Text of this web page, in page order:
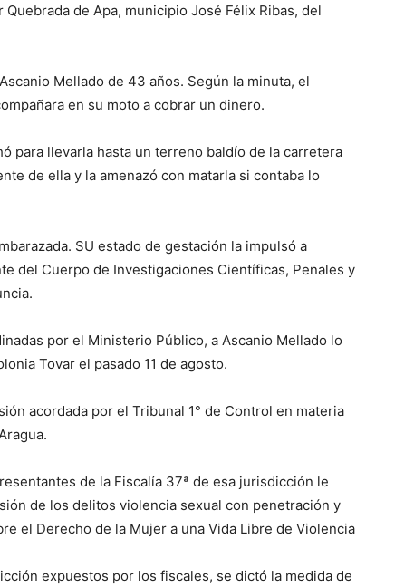
de Apa, municipio José Félix Ribas, del
Mellado de 43 años. Según la minuta, el
en su moto a cobrar un dinero.
para llevarla hasta un terreno baldío de la carretera
de ella y la amenazó con matarla si contaba lo
SU estado de gestación la impulsó a
del Cuerpo de Investigaciones Científicas, Penales y
por el Ministerio Público, a Ascanio Mellado lo
Tovar el pasado 11 de agosto.
acordada por el Tribunal 1° de Control en materia
de la Fiscalía 37ª de esa jurisdicción le
de los delitos violencia sexual con penetración y
el Derecho de la Mujer a una Vida Libre de Violencia
expuestos por los fiscales, se dictó la medida de